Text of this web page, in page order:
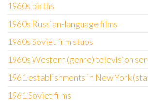
1960s births
1960s Russian-language films
1960s Soviet film stubs
1960s Western (genre) television
1961 establishments in New York
1961 Soviet films